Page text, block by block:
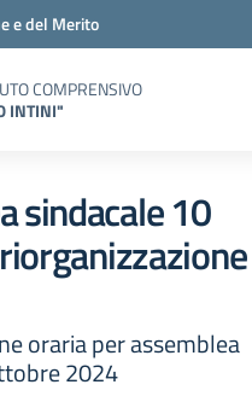
e del Merito
COMPRENSIVO
INTINI"
sindacale 10
oraria per assemblea
2024